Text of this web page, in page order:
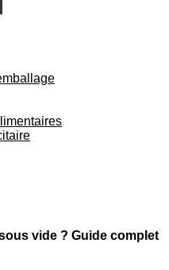
vide ? Guide complet